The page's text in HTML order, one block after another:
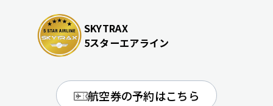
SKYTRAX
5スターエアライン
航空券の予約はこちら